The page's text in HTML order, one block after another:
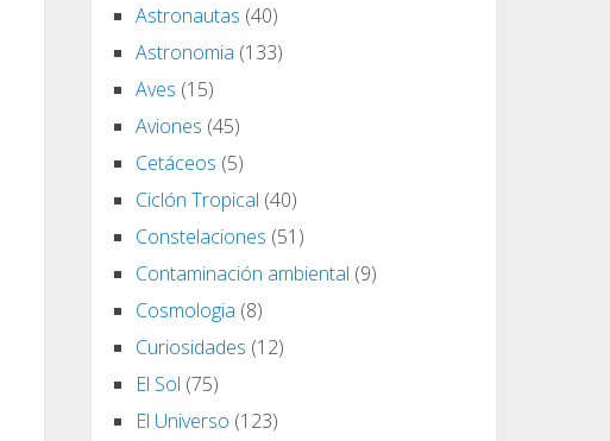
Astronautas (40)
Astronomia (133)
Aves (15)
Aviones (45)
Cetáceos (5)
Ciclón Tropical (40)
Constelaciones (51)
Contaminación ambiental (9)
Cosmologia (8)
Curiosidades (12)
El Sol (75)
El Universo (123)